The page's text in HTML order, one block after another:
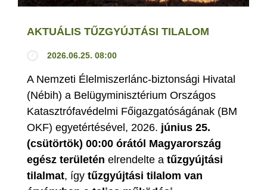
AKTUÁLIS TŰZGYÚJTÁSI TILALOM
2026.06.25. 08:00
A Nemzeti Élelmiszerlánc-biztonsági Hivatal
(Nébih) a Belügyminisztérium Országos
Katasztrófavédelmi Főigazgatóságának (BM
OKF) egyetértésével, 2026. június 25.
(csütörtök) 00:00 órától Magyarország
egész területén elrendelte a tűzgyújtási
tilalmat, így tűzgyújtási tilalom van